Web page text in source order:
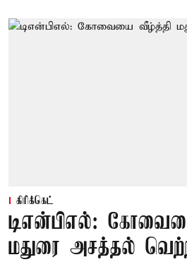
கிரிக்கெட்
டிஎன்பிஎல்:
மதுரை அசத்தல்